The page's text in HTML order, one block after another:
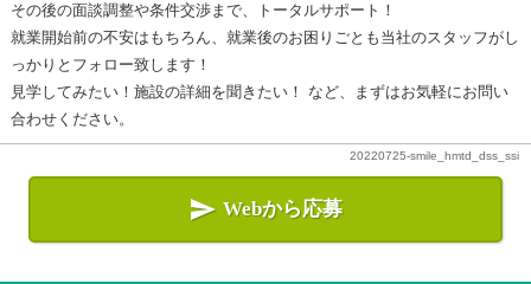
その後の面談調整や条件交渉まで、トータルサポート！
就業開始前の不安はもちろん、就業後のお困りごとも当社のスタッフがし
っかりとフォロー致します！
見学してみたい！施設の詳細を聞きたい！ など、まずはお気軽にお問い
合わせください。
20220725-smile_hmtd_dss_ssi
 Webから応募